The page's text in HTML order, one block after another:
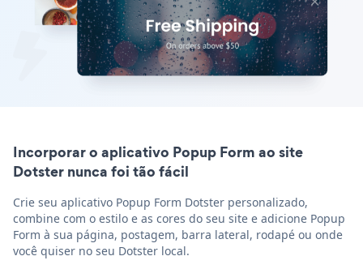
Incorporar o aplicativo Popup Form ao site
Dotster nunca foi tão fácil
Crie seu aplicativo Popup Form Dotster personalizado,
combine com o estilo e as cores do seu site e adicione Popup
Form à sua página, postagem, barra lateral, rodapé ou onde
você quiser no seu Dotster local.